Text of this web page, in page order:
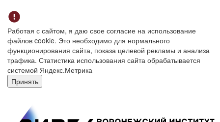
Работая с сайтом, я даю свое согласие на использование
файлов cookie. Это необходимо для нормального
функционирования сайта, показа целевой рекламы и анализа
трафика. Статистика использования сайта обрабатывается
системой Яндекс.Метрика
Принять